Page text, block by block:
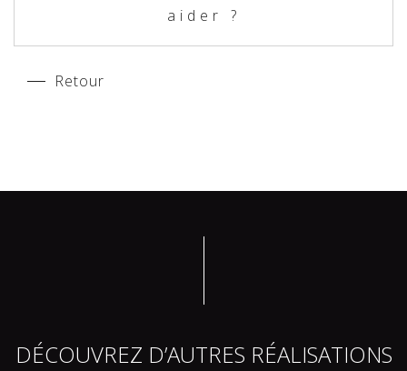
aider ?
Retour
DÉCOUVREZ D’AUTRES RÉALISATIONS